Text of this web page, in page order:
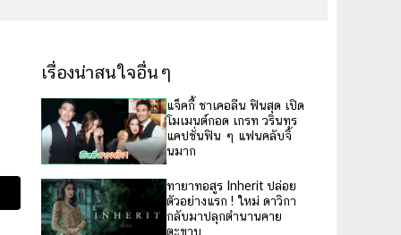
เรื่องน่าสนใจอื่นๆ
แจ็คกี้ ชาเคอลีน ฟินสุด เปิด
โมเมนต์กอด เกรท วรินทร
แคปชั่นฟิน ๆ แฟนคลับจิ้
นมาก
ทายาทอสูร Inherit ปล่อย
ตัวอย่างแรก ! ใหม่ ดาวิกา
กลับมาปลุกตำนานคาย
ตะขาบ